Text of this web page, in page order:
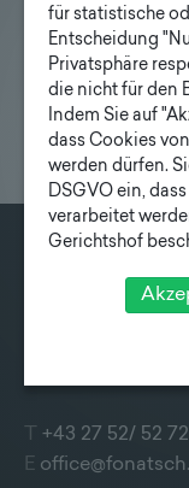
+43 27 52/ 52
E
für statistische
Entscheidung
Privatsphäre
die nicht für den
Indem Sie auf
dass Cookies
werden dürfen.
DSGVO ein,
verarbeitet
Gerichtshof
Risiko, dass ihre
Kontroll- und zu
werden und
Weitere